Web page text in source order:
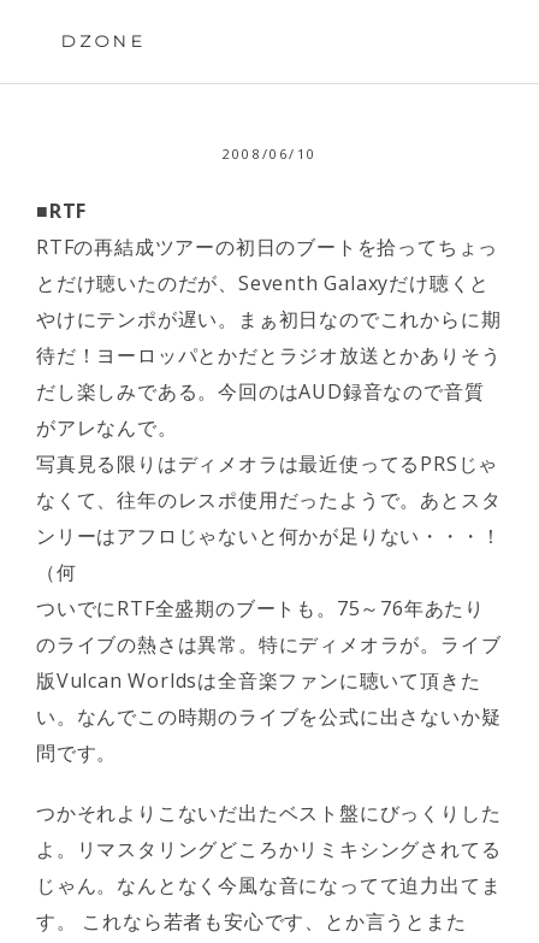
DZONE
2008/06/10
■RTF
RTFの再結成ツアーの初日のブートを拾ってちょっ
とだけ聴いたのだが、Seventh Galaxyだけ聴くと
やけにテンポが遅い。まぁ初日なのでこれからに期
待だ！ヨーロッパとかだとラジオ放送とかありそう
だし楽しみである。今回のはAUD録音なので音質
がアレなんで。
写真見る限りはディメオラは最近使ってるPRSじゃ
なくて、往年のレスポ使用だったようで。あとスタ
ンリーはアフロじゃないと何かが足りない・・・！
（何
ついでにRTF全盛期のブートも。75～76年あたり
のライブの熱さは異常。特にディメオラが。ライブ
版Vulcan Worldsは全音楽ファンに聴いて頂きた
い。なんでこの時期のライブを公式に出さないか疑
問です。
つかそれよりこないだ出たベスト盤にびっくりした
よ。リマスタリングどころかリミキシングされてる
じゃん。なんとなく今風な音になってて迫力出てま
す。 これなら若者も安心です、とか言うとまた